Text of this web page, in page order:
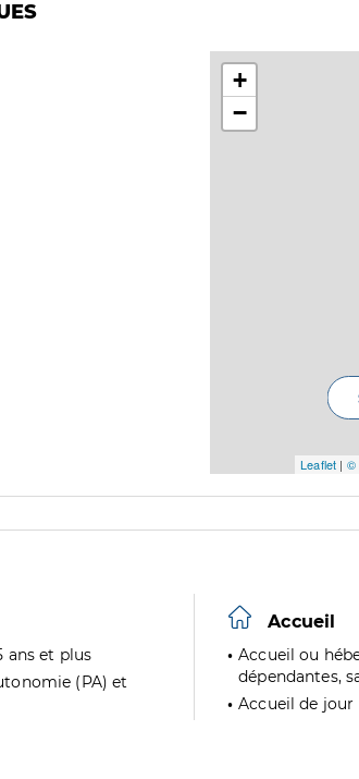
+
−
Leaflet | ©
ans et plus
(PA) et
Accueil
Accueil ou
dépendantes,
Accueil de jour